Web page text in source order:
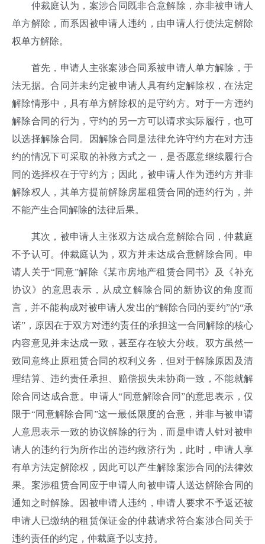
仲裁庭认为，案涉合同既非合意解除，亦非被申请人
单方解除，而系因被申请人违约，由申请人行使法定解除
权单方解除。
首先，申请人主张案涉合同系被申请人单方解除，于
法无据。合同并未约定被申请人具有约定解除权，在法定
解除情形中，具有单方解除权的是守约方。对于一方违约
解除合同的行为，守约的另一方可以请求实际履行，也可
以选择解除合同。因解除合同是法律允许守约方在对方违
约的情况下可采取的补救方式之一，是否愿意继续履行合
同的选择权在于守约方；因此，被申请人作为违约方并非
解除权人，其单方提前解除房屋租赁合同的违约行为，并
不能产生合同解除的法律后果。
其次，被申请人主张双方达成合意解除合同，仲裁庭
不予认可。仲裁庭认为，双方并未达成合意解除合同。申
请人关于“同意”解除《某市房地产租赁合同书》及《补充
协议》的意思表示，从成立解除合同的新协议的角度而
言，并不能构成对被申请人发出的“解除合同的要约”的“承
诺”，原因在于双方对违约责任的承担这一合同解除的核心
内容意见并未达成一致，甚至存在较大分歧。双方虽然一
致同意终止原租赁合同的权利义务，但对于解除原因及清
理结算、违约责任承担、赔偿损失未协商一致，不能就解
除合同达成合意。申请人“同意解除合同”的意思表示，仅
限于“同意解除合同”这一最低限度的合意，并非与被申请
人意思表示一致的协议解除的行为，而是申请人针对被申
请人的违约行为所作出的违约救济行为，此时，申请人享
有单方法定解除权，因此可以产生解除案涉合同的法律效
果。案涉租赁合同应于申请人向被申请人送达解除合同的
通知之时解除。因被申请人违约，申请人要求不予返还被
申请人已缴纳的租赁保证金的仲裁请求符合案涉合同关于
违约责任的约定，仲裁庭予以支持。